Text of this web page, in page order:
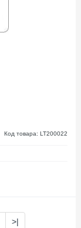
Код товара: LT200022
>|